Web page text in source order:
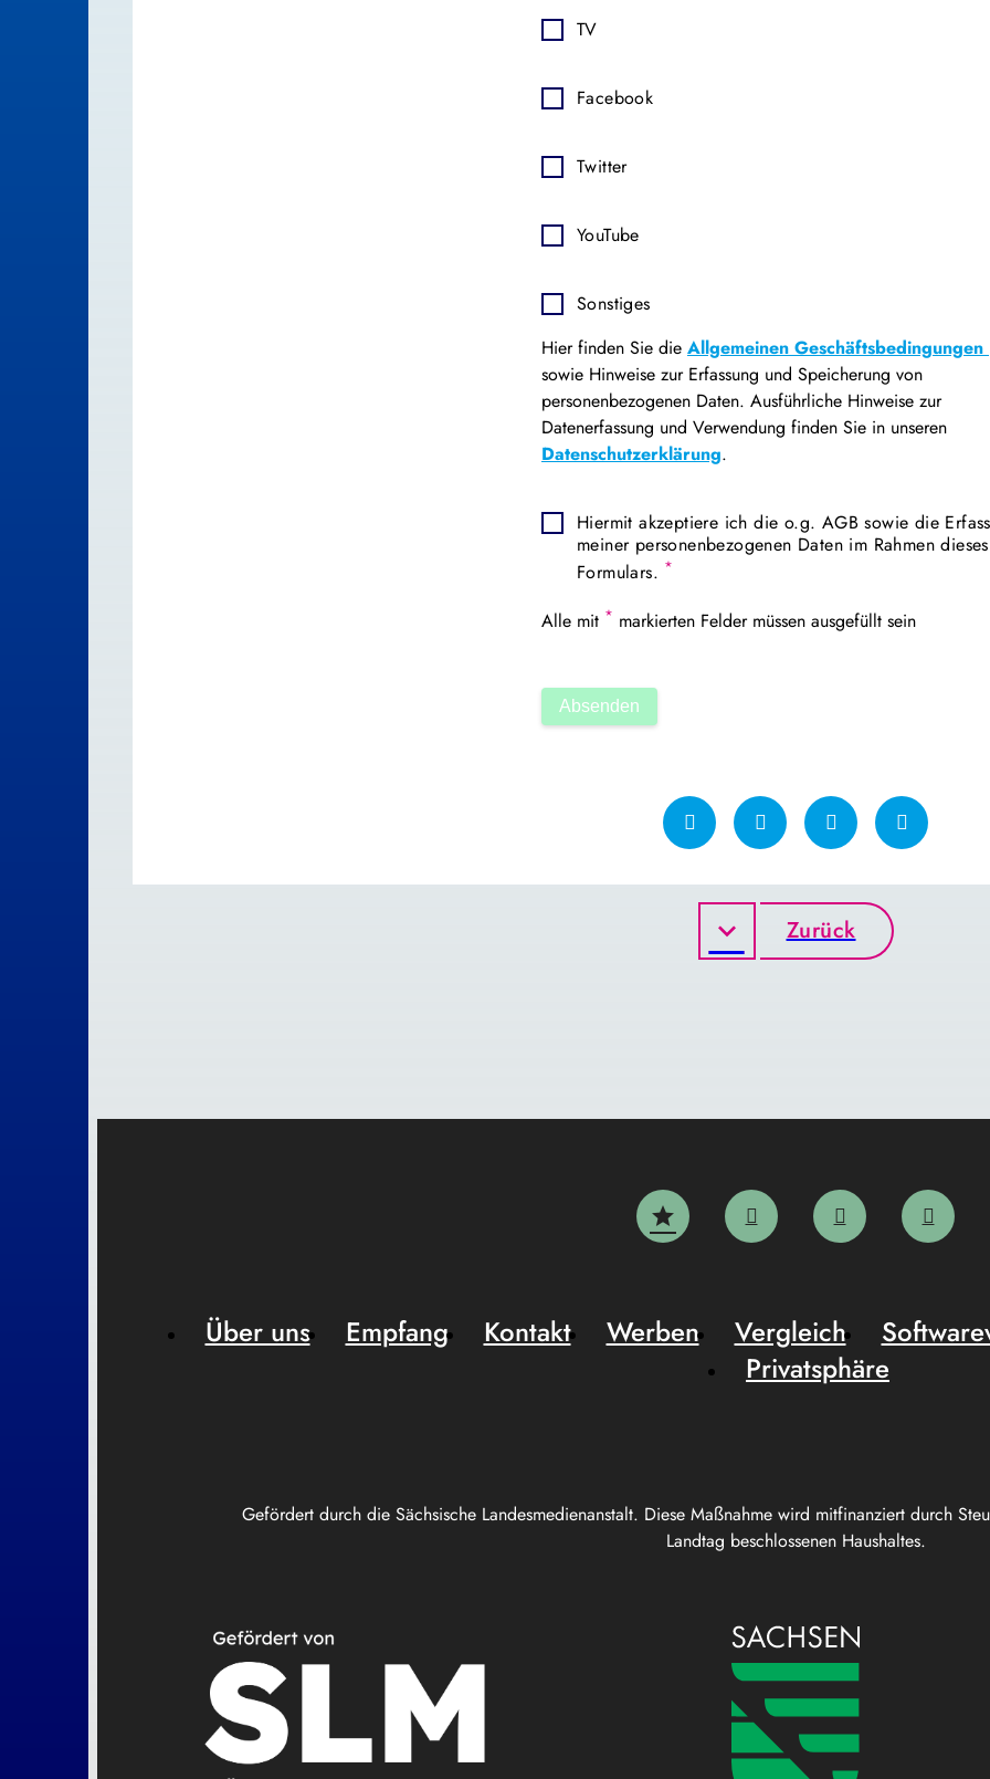
TV
Facebook
Twitter
YouTube
Sonstiges
Hier finden Sie die Allgemeinen Geschäftsbedingungen
sowie Hinweise zur Erfassung und Speicherung von
personenbezogenen Daten. Ausführliche Hinweise zur
Datenerfassung und Verwendung finden Sie in unseren
Datenschutzerklärung.
Hiermit akzeptiere ich die o.g. AGB sowie die
meiner personenbezogenen Daten im Rahmen dieses
Formulars. *
Alle mit * markierten Felder müssen ausgefüllt sein
Zurück
Gefördert durch die Sächsische Landesmedienanstalt. Diese Maßnahme wird mitfinanziert durch
Landtag beschlossenen Haushaltes.
Über uns Empfang Kontakt Werben Vergleich
Privatsphäre